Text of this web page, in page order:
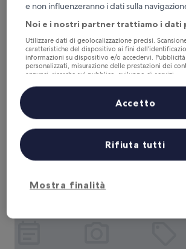
Niti Palace
Niti Palace
10.0
10,
Eccezionale,
(1
10/10
Costamante Suites & Spa
e non influenzeranno i dati sulla
Noi e i nostri partner trattiamo i dati
Utilizzare dati di geolocalizzazione precisi.
caratteristiche del dispositivo ai fini
informazioni su dispositivo e/o accedervi.
personalizzati, misurazione delle prestazioni dei
annunci, ricerche sul pubblico, sviluppo di servizi.
Elenco dei partner (fornitori)
Mostra finalità
Rifiuta tutti
Accetto